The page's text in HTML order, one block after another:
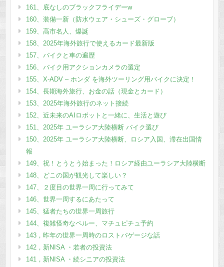
161、底なしのブラックフライデーw
160、装備一新（防水ウェア・シューズ・グローブ）
159、高市名人、爆誕
158、2025年海外旅行で使えるカード最新版
157、バイクと車の遍歴
156、バイク用アクションカメラの選定
155、X-ADV – ホンダ を海外ツーリング用バイクに決定！
154、長期海外旅行、お金の話（現金とカード）
153、2025年海外旅行のネット接続
152、近未来のAIロボットと一緒に、生活と遊び
151、2025年 ユーラシア大陸横断 バイク選び
150、2025年 ユーラシア大陸横断、ロシア入国、滞在出国情
報
149、祝！とうとう始まった！ロシア経由ユーラシア大陸横断
148、どこの国が観光して楽しい？
147、２度目の世界一周に行ってみて
146、世界一周するにあたって
145、猛者たちの世界一周旅行
144、複雑怪奇なペルー、マチュピチュ予約
143，昨年の世界一周時のロストバゲージな話
142，新NISA ・若者の投資法
141，新NISA ・続シニアの投資法